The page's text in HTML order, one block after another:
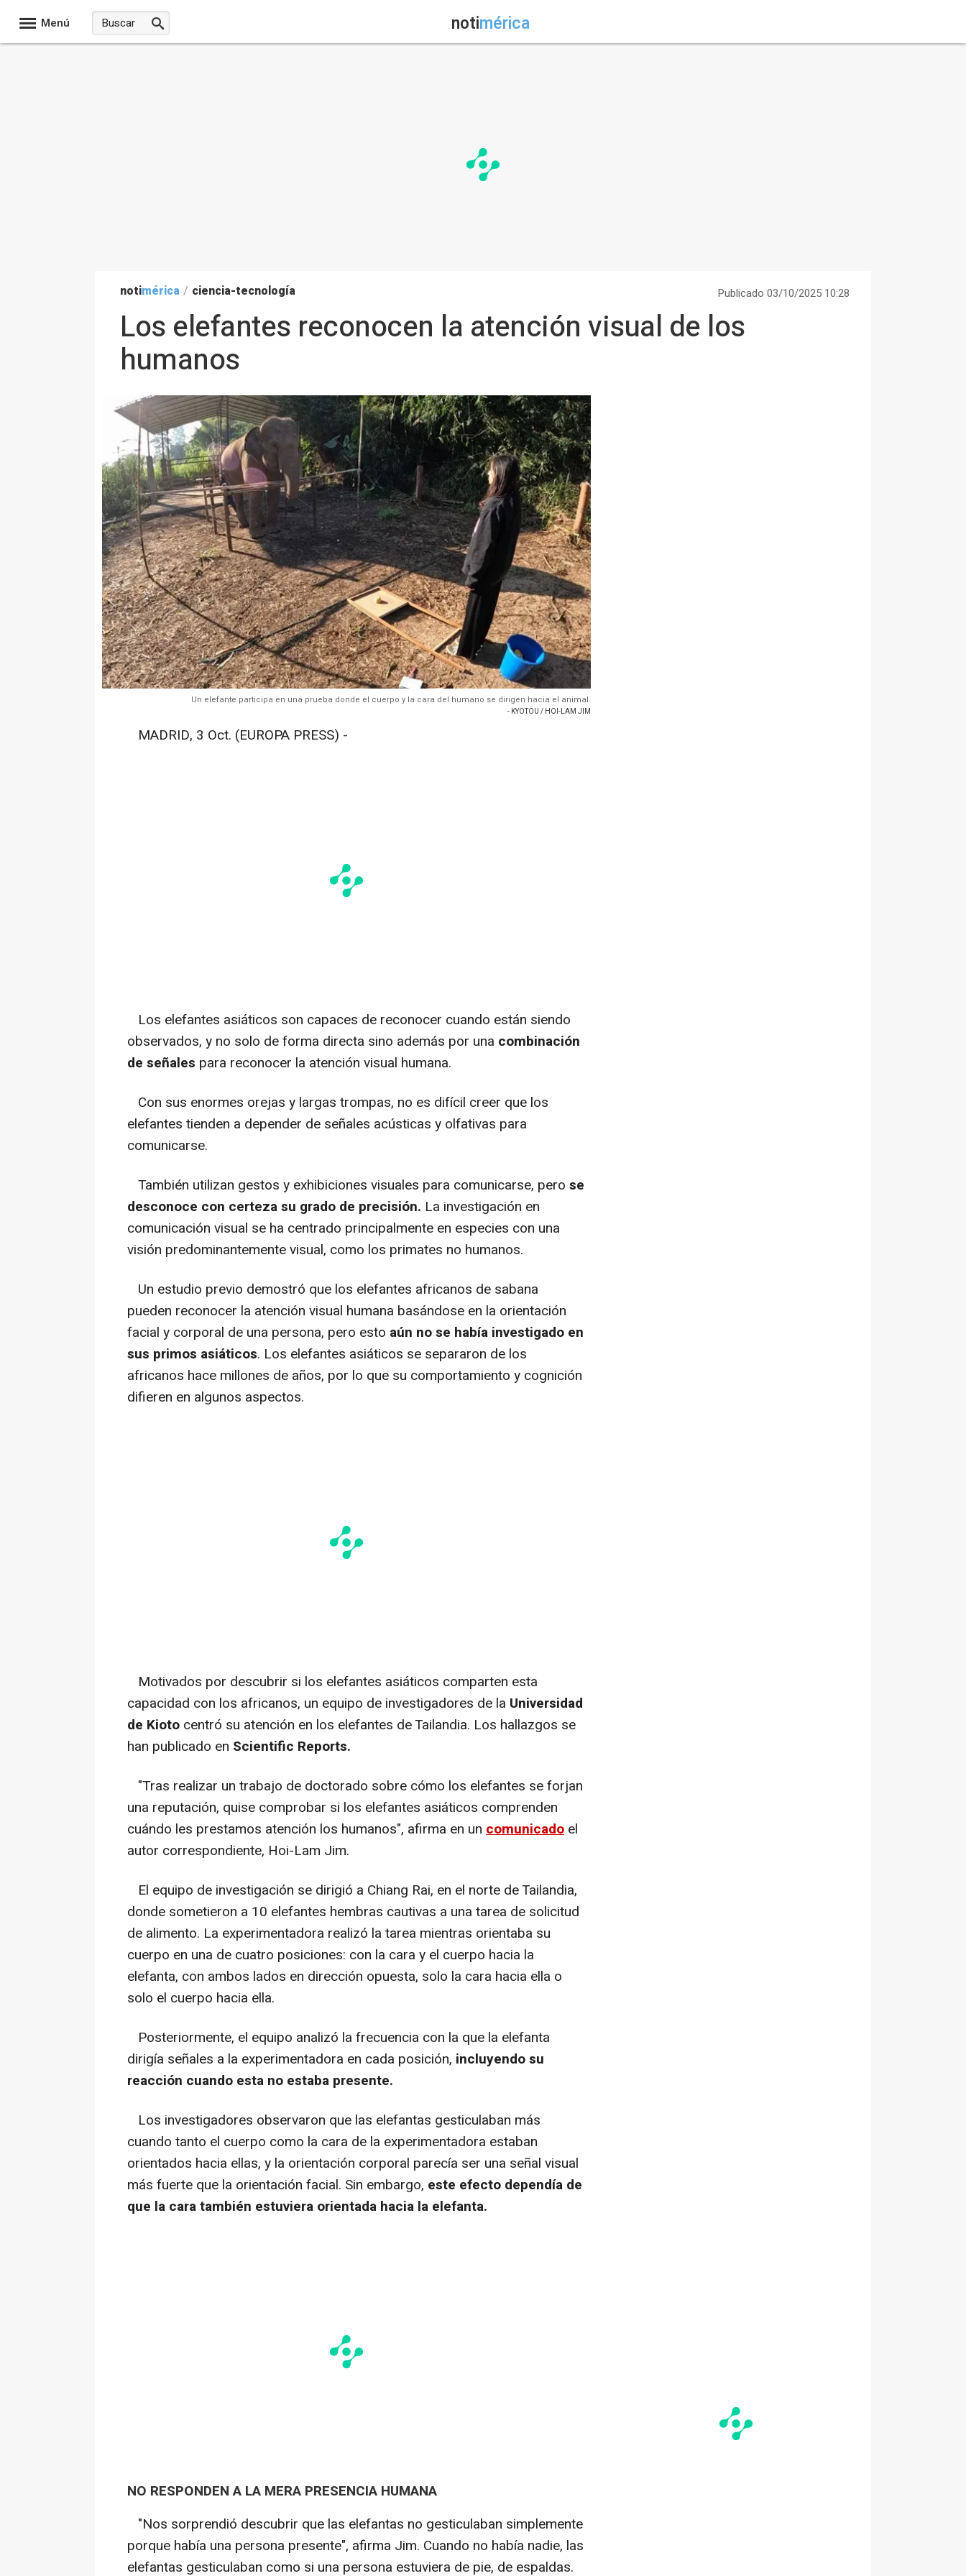
Menú notimérica
notimérica / ciencia-tecnología Publicado 03/10/2025 10:28
Los elefantes reconocen la atención visual de los
humanos
Un elefante participa en una prueba donde el cuerpo y la cara del humano se dirigen hacia el animal.
- KYOTOU / HOI-LAM JIM
MADRID, 3 Oct. (EUROPA PRESS) -
Los elefantes asiáticos son capaces de reconocer cuando están siendo
observados, y no solo de forma directa sino además por una combinación
de señales para reconocer la atención visual humana.
Con sus enormes orejas y largas trompas, no es difícil creer que los
elefantes tienden a depender de señales acústicas y olfativas para
comunicarse.
También utilizan gestos y exhibiciones visuales para comunicarse, pero se
desconoce con certeza su grado de precisión. La investigación en
comunicación visual se ha centrado principalmente en especies con una
visión predominantemente visual, como los primates no humanos.
Un estudio previo demostró que los elefantes africanos de sabana
pueden reconocer la atención visual humana basándose en la orientación
facial y corporal de una persona, pero esto aún no se había investigado en
sus primos asiáticos. Los elefantes asiáticos se separaron de los
africanos hace millones de años, por lo que su comportamiento y cognición
difieren en algunos aspectos.
Motivados por descubrir si los elefantes asiáticos comparten esta
capacidad con los africanos, un equipo de investigadores de la Universidad
de Kioto centró su atención en los elefantes de Tailandia. Los hallazgos se
han publicado en Scientific Reports.
"Tras realizar un trabajo de doctorado sobre cómo los elefantes se forjan
una reputación, quise comprobar si los elefantes asiáticos comprenden
cuándo les prestamos atención los humanos", afirma en un comunicado el
autor correspondiente, Hoi-Lam Jim.
El equipo de investigación se dirigió a Chiang Rai, en el norte de Tailandia,
donde sometieron a 10 elefantes hembras cautivas a una tarea de solicitud
de alimento. La experimentadora realizó la tarea mientras orientaba su
cuerpo en una de cuatro posiciones: con la cara y el cuerpo hacia la
elefanta, con ambos lados en dirección opuesta, solo la cara hacia ella o
solo el cuerpo hacia ella.
Posteriormente, el equipo analizó la frecuencia con la que la elefanta
dirigía señales a la experimentadora en cada posición, incluyendo su
reacción cuando esta no estaba presente.
Los investigadores observaron que las elefantas gesticulaban más
cuando tanto el cuerpo como la cara de la experimentadora estaban
orientados hacia ellas, y la orientación corporal parecía ser una señal visual
más fuerte que la orientación facial. Sin embargo, este efecto dependía de
que la cara también estuviera orientada hacia la elefanta.
NO RESPONDEN A LA MERA PRESENCIA HUMANA
"Nos sorprendió descubrir que las elefantas no gesticulaban simplemente
porque había una persona presente", afirma Jim. Cuando no había nadie, las
elefantas gesticulaban como si una persona estuviera de pie, de espaldas.